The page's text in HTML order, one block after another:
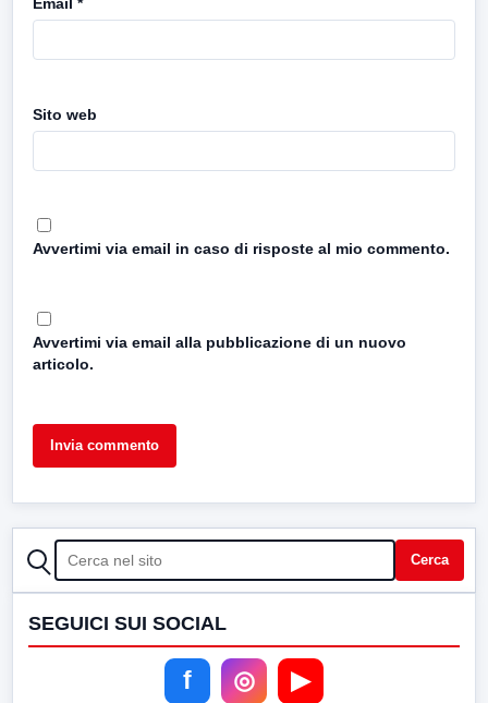
Sito web
Avvertimi via email in caso di risposte al mio commento.
Avvertimi via email alla pubblicazione di un nuovo
articolo.
CERCA Cerca
SEGUICI SUI SOCIAL
f ◎ ▶